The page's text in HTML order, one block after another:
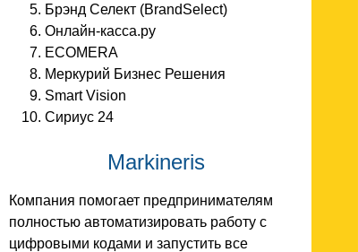
Брэнд Селект (BrandSelect)
Онлайн-касса.ру
ECOMERA
Меркурий Бизнес Решения
Smart Vision
Сириус 24
Markineris
Компания помогает предпринимателям
полностью автоматизировать работу с
цифровыми кодами и запустить все